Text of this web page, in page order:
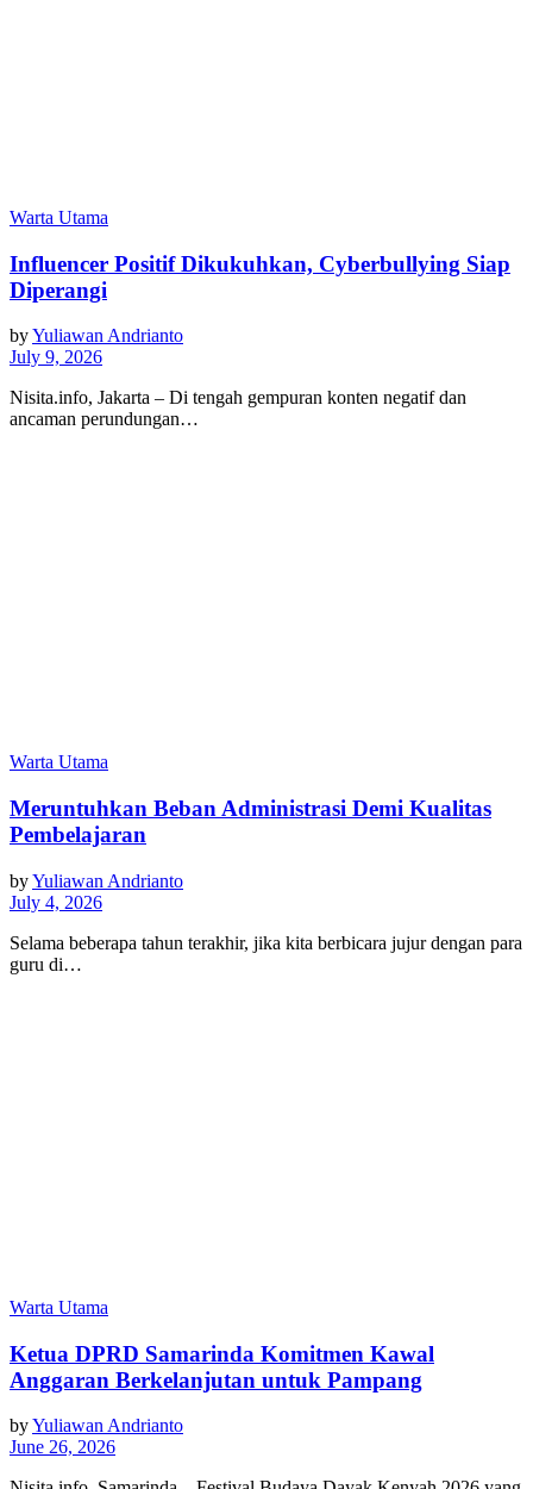
Warta Utama
Influencer Positif Dikukuhkan, Cyberbullying Siap
Diperangi
byYuliawan Andrianto
July 9, 2026
Nisita.info, Jakarta – Di tengah gempuran konten negatif dan
ancaman perundungan…
Warta Utama
Meruntuhkan Beban Administrasi Demi Kualitas
Pembelajaran
byYuliawan Andrianto
July 4, 2026
Selama beberapa tahun terakhir, jika kita berbicara jujur dengan para
guru di…
Warta Utama
Ketua DPRD Samarinda Komitmen Kawal
Anggaran Berkelanjutan untuk Pampang
byYuliawan Andrianto
June 26, 2026